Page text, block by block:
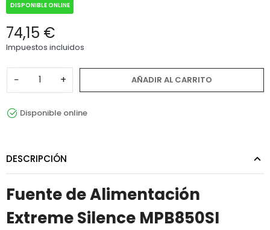
DISPONIBLE ONLINE
74,15 €
Impuestos incluidos
− + AÑADIR AL CARRITO
Disponible online
DESCRIPCIÓN
Fuente de Alimentación
Extreme Silence MPB850SI